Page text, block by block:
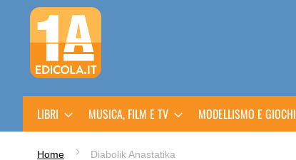
Salta
al
contenuto
LIBRI MUSICA, FILM E TV MODELLISMO E GIOCHI
Home Diabolik Anastatika